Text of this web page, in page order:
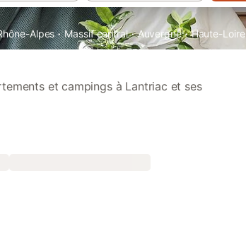
Alpes · Massif central · Auvergne · Haute-Loire
et campings à Lantriac et ses